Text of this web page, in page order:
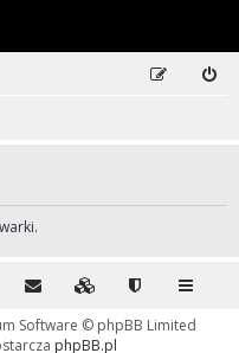
Software © phpBB Limited
phpBB.pl